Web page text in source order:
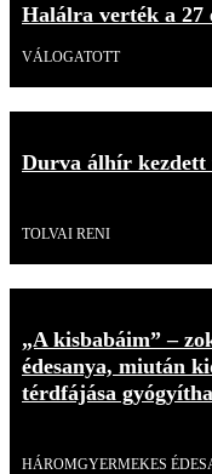
Halálra verték a 27
VÁLOGATOTT
Durva álhír
TOLVAI RENI
„A kisbabáim” –
édesanya, miután
térdfájása
HÁROMGYERMEKES